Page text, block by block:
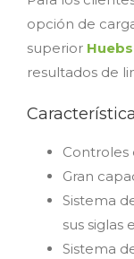
opción de
superior
resultados de
Controles
Gran
Sistema
sus siglas
Sistema